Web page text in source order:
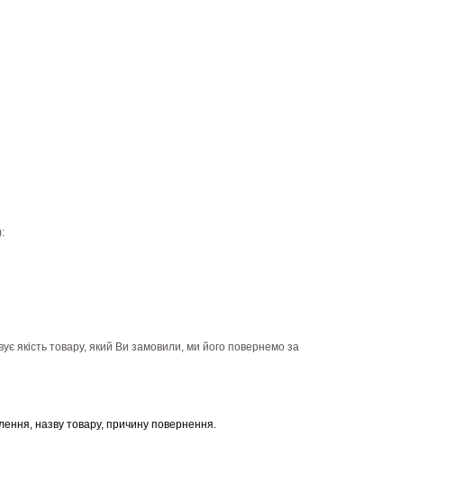
якість товару, який Ви замовили, ми його повернемо за
назву товару, причину повернення.